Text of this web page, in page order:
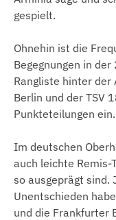
gespielt.
Ohnehin ist die
Begegnungen in
Rangliste hinter der
Berlin und der TSV
Punkteteilungen ein.
Im deutschen
auch leichte Remis-
so ausgeprägt sind.
Unentschieden
und die Frankfurter